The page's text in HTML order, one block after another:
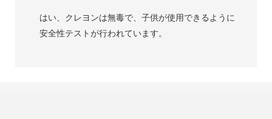
はい、クレヨンは無毒で、子供が使用できるように
安全性テストが行​​われています。